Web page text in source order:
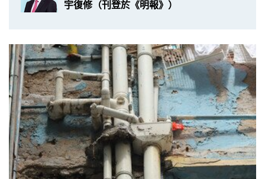
宇復修（刊登於《明報》）